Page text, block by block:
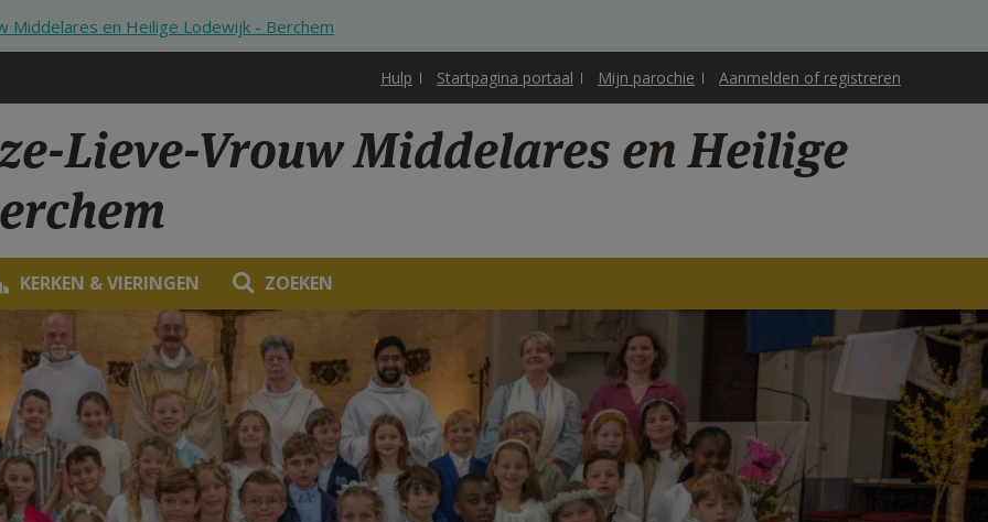
Middelares en Heilige Lodewijk - Berchem
Hulp Startpagina portaal Mijn parochie Aanmelden of registreren
Lieve-Vrouw Middelares en Heilige
KERKEN & VIERINGEN ZOEKEN